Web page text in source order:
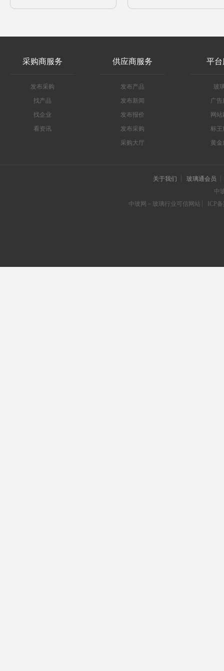
采购商服务
发布采购
找产品
找企业
看资讯
供应商服务
发布产品
发布新闻
发布报价
发布采购
采购大厅
平
玻
广告
网
标王
黄金
关于我们
玻璃通会员
中
中玻网－玻璃行业可信网站
ICP